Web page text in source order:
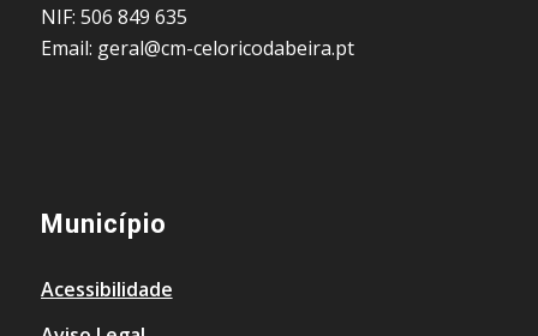
NIF: 506 849 635
Email: geral@cm-celoricodabeira.pt
Município
Acessibilidade